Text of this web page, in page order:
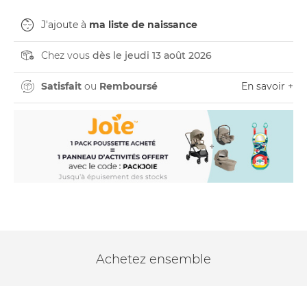
J'ajoute à ma liste de naissance
Chez vous dès le jeudi 13 août 2026
Satisfait ou Remboursé En savoir +
Achetez ensemble